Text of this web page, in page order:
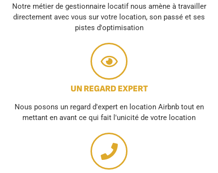
Notre métier de gestionnaire locatif nous amène à travailler
directement avec vous sur votre location, son passé et ses
pistes d'optimisation
UN REGARD EXPERT
Nous posons un regard d'expert en location Airbnb tout en
mettant en avant ce qui fait l'unicité de votre location